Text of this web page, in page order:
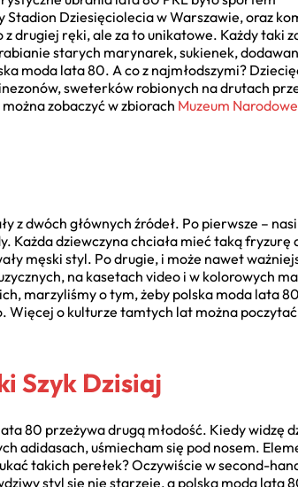
Dziesięciolecia w Warszawie, oraz
drugiej ręki, ale za to unikatowe. Każdy taki
starych marynarek, sukienek,
moda lata 80. A co z najmłodszymi?
sweterków robionych na drutach
zobaczyć w zbiorach Muzeum
z dwóch głównych źródeł. Po pierwsze –
Każda dziewczyna chciała mieć taką fryzurę
męski styl. Po drugie, i może nawet
na kasetach video i w kolorowych
marzyliśmy o tym, żeby polska moda lata
Więcej o kulturze tamtych lat można
Szyk Dzisiaj
80 przeżywa drugą młodość. Kiedy widzę
adidasach, uśmiecham się pod nosem.
takich perełek? Oczywiście w second-
styl się nie starzeje, a polska moda lata